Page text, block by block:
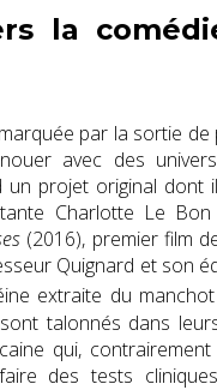
la
par la sortie de
avec des
un projet original dont
Charlotte Le
(2016), premier film
Quignard et son
extraite du
talonnés dans
qui,
des tests